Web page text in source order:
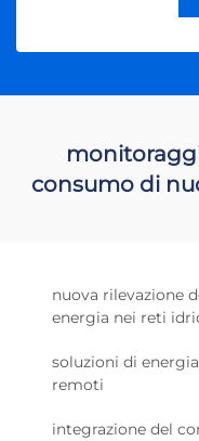
consumo di
nuova rilevazione
energia nei reti
soluzioni di
remoti
integrazione del